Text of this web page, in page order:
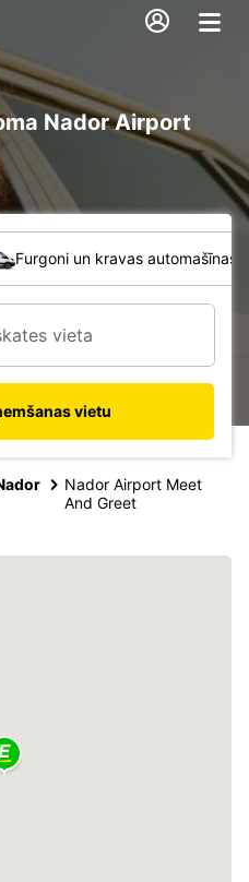
Nador Airport
Furgoni un kravas automašīnas
vietu
Nador Airport Meet
And Greet